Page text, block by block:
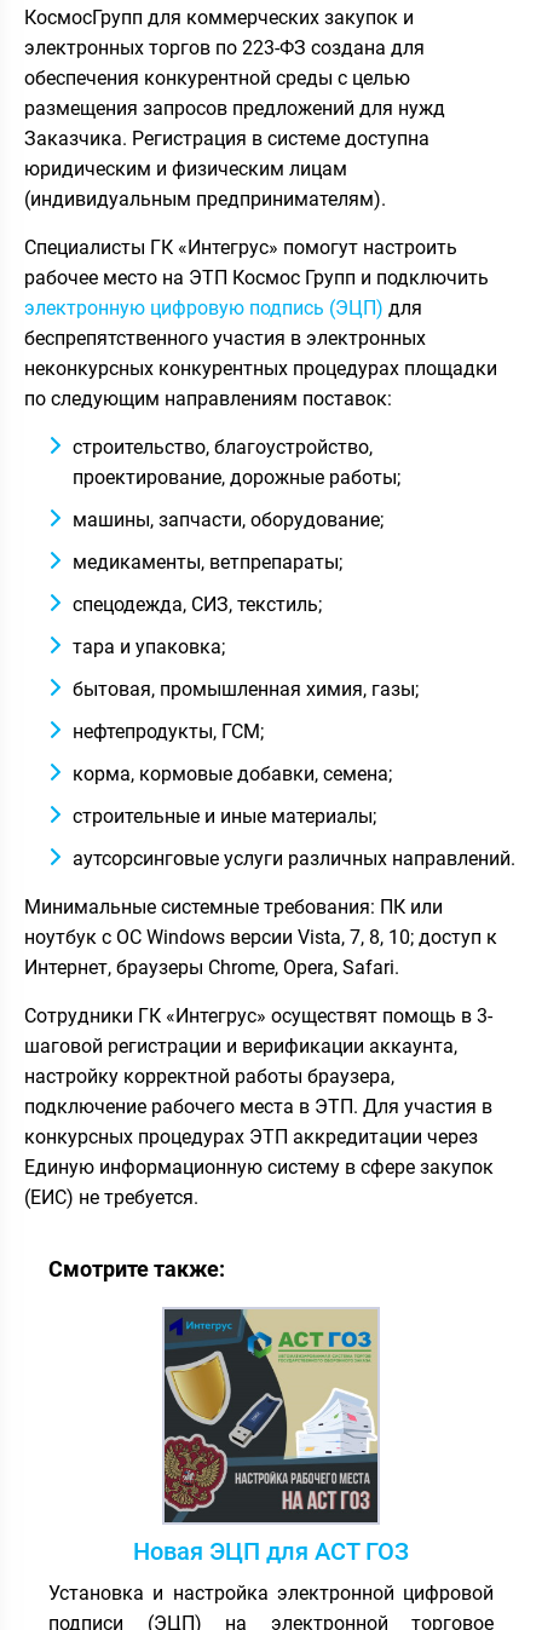
КосмосГрупп для коммерческих закупок и
электронных торгов по 223-ФЗ создана для
обеспечения конкурентной среды с целью
размещения запросов предложений для нужд
Заказчика. Регистрация в системе доступна
юридическим и физическим лицам
(индивидуальным предпринимателям).
Специалисты ГК «Интегрус» помогут настроить
рабочее место на ЭТП Космос Групп и подключить
электронную цифровую подпись (ЭЦП) для
беспрепятственного участия в электронных
неконкурсных конкурентных процедурах площадки
по следующим направлениям поставок:
строительство, благоустройство,
проектирование, дорожные работы;
машины, запчасти, оборудование;
медикаменты, ветпрепараты;
спецодежда, СИЗ, текстиль;
тара и упаковка;
бытовая, промышленная химия, газы;
нефтепродукты, ГСМ;
корма, кормовые добавки, семена;
строительные и иные материалы;
аутсорсинговые услуги различных направлений.
Минимальные системные требования: ПК или
ноутбук с ОС Windows версии Vista, 7, 8, 10; доступ к
Интернет, браузеры Chrome, Opera, Safari.
Сотрудники ГК «Интегрус» осуществят помощь в 3-
шаговой регистрации и верификации аккаунта,
настройку корректной работы браузера,
подключение рабочего места в ЭТП. Для участия в
конкурсных процедурах ЭТП аккредитации через
Единую информационную систему в сфере закупок
(ЕИС) не требуется.
Смотрите также:
Новая ЭЦП для АСТ ГОЗ
Установка и настройка электронной цифровой
подписи (ЭЦП) на электронной торговое